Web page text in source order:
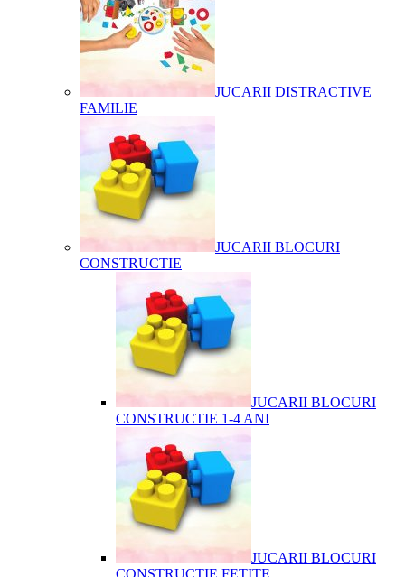
JUCARII DISTRACTIVE
FAMILIE
JUCARII BLOCURI
CONSTRUCTIE
JUCARII BLOCURI
CONSTRUCTIE 1-4 ANI
JUCARII BLOCURI
CONSTRUCTIE FETITE